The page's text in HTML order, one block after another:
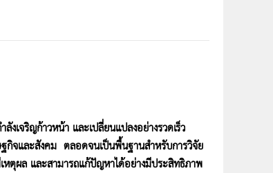
เจริญก้าวหน้า และเปลี่ยนแปลงอย่างรวดเร็ว
ฐกิจและสังคม ตลอดจนเป็นพื้นฐานสำหรับการวิจัย
ตุผล และสามารถแก้ปัญหาได้อย่างมีประสิทธิภาพ